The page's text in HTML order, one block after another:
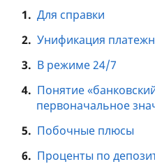
1. Для справки
2. Унификация
3. В режиме 24/7
4. Понятие
первоначальное
5. Побочные плюсы
6. Проценты по